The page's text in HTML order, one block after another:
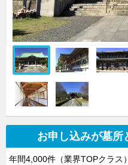
お申し込みが墓所
年間4,000件（業界TOPクラス